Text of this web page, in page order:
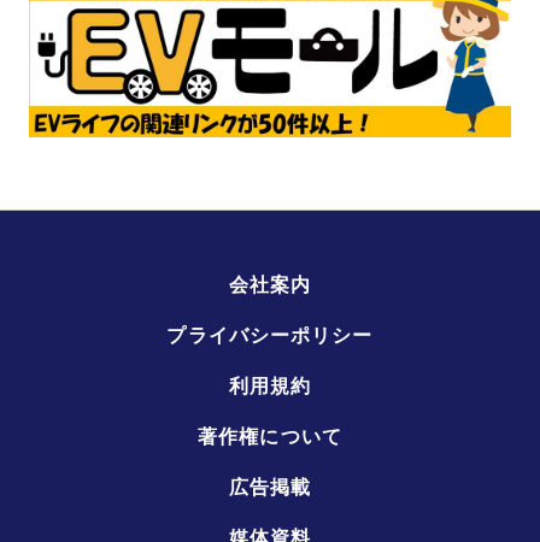
会社案内
プライバシーポリシー
利用規約
著作権について
広告掲載